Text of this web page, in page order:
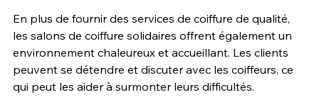
En plus de fournir des services de coiffure de qualité,
les salons de coiffure solidaires offrent également un
environnement chaleureux et accueillant. Les clients
peuvent se détendre et discuter avec les coiffeurs, ce
qui peut les aider à surmonter leurs difficultés.